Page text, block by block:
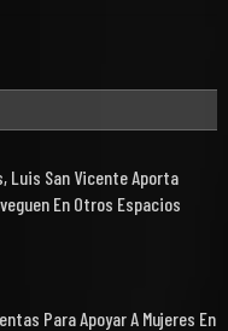
Luis San Vicente Aporta
En Otros Espacios
Para Apoyar A Mujeres En